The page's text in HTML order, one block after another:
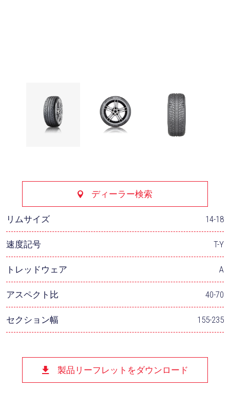
ディーラー検索
リムサイズ 14-18
速度記号 T-Y
トレッドウェア A
アスペクト比 40-70
セクション幅 155-235
製品リーフレットをダウンロード